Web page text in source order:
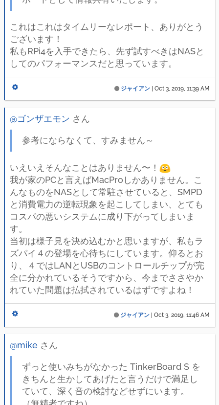
これはこれはタイムリーなレポート、ありがとう
ございます！
私もRPi4を入手できたら、先ず試すべきはNASと
してのパフォーマンスだと思っています。
ジャイアン Oct 3, 2019, 11:39 AM
@ゴンザエモン さん
参考にならなくて、すみません～
いえいえそんなことはありません〜！
我が家のPCと言えばMacProしかありません。こ
んなものをNASとして常駐させていると、SMPD
と消費電力の逆転現象を起こしてしまい、とても
コスパの悪いシステムに成り下がってしまいま
す。
当初は様子見を決め込むかと思いますが、私もラ
ズパイ４の登場を心待ちにしています。仰るとお
り、４ではLANとUSBのコントロールチップが完
全に分かれているそうですから、今までささやか
れていた問題は払拭されているはずですよね！
ジャイアン Oct 3, 2019, 11:46 AM
@mike さん
ずっと使いみちがなかった TinkerBoard S を
きちんと生かしてあげたと言うだけで満足し
ていて、深く音の検討などせずにいます。